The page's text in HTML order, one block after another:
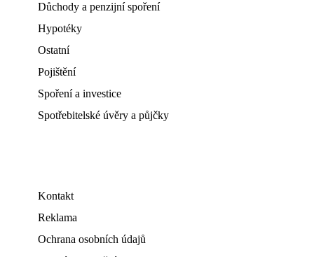
Důchody a penzijní spoření
Hypotéky
Ostatní
Pojištění
Spoření a investice
Spotřebitelské úvěry a půjčky
Kontakt
Reklama
Ochrana osobních údajů